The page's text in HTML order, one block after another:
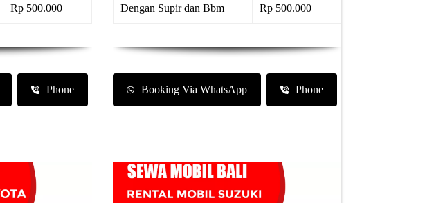
Rp 500.000
Phone
Dengan Supir dan Bbm Rp 500.000
Booking Via WhatsApp Phone